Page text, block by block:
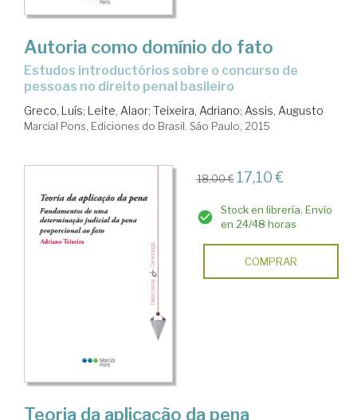
Autoria como domínio do fato
Estudos introductórios sobre o concurso de
pessoas no direito penal basileiro
Greco, Luís; Leite, Alaor; Teixeira, Adriano; Assis, Augusto
Marcial Pons, Ediciones do Brasil. São Paulo, 2015
18,00 € 17,10 €
Stock en librería. Envío
en 24/48 horas
COMPRAR
Teoria da aplicação da pena